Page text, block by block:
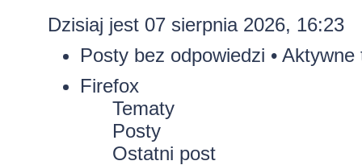
Dzisiaj jest 07 sierpnia 2026, 16:23
Posty bez odpowiedzi • Aktywne
Firefox
Tematy
Posty
Ostatni post